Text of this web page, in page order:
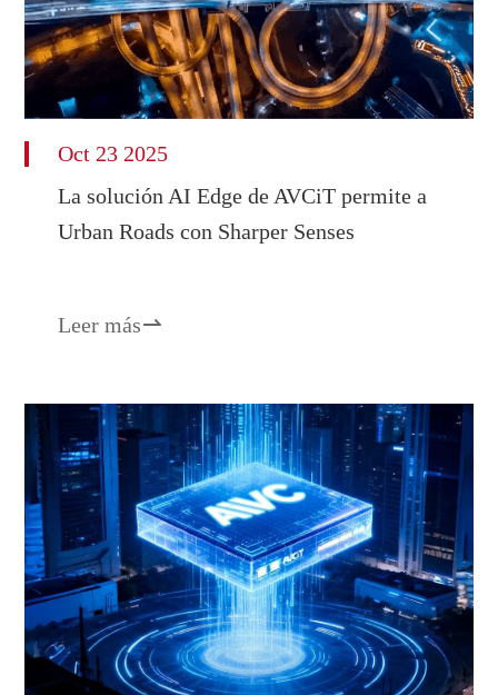
Oct 23 2025
La solución AI Edge de AVCiT permite a
Urban Roads con Sharper Senses
Leer más